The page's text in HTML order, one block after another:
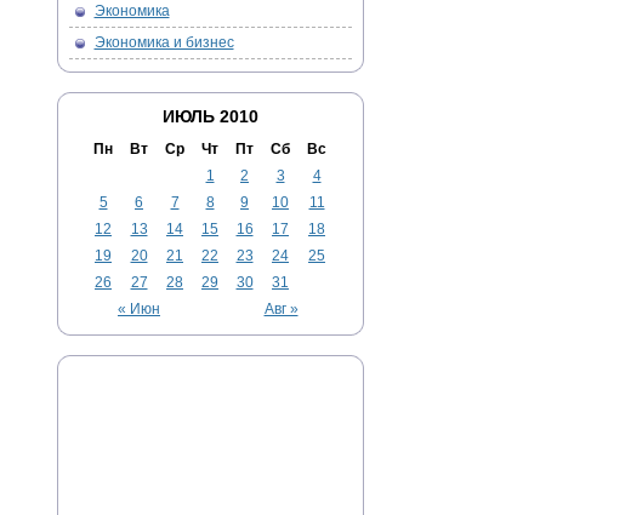
Экономика
Экономика и бизнес
ИЮЛЬ 2010
Пн Вт Ср Чт Пт Сб Вс
« Июн Авг »
1 2 3
4
5
6 7 8 9 10
11
12
13 14 15 16 17
18
19
20 21 22 23 24
25
26
27 28 29 30 31